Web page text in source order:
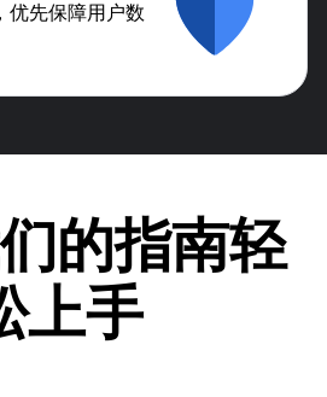
优先保障用户数
的指南轻
上手